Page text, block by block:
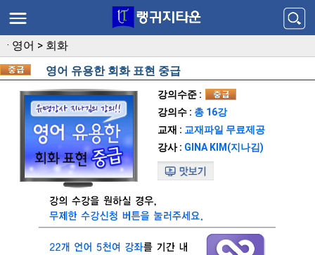
· 영어 > 회화
영어 유용한 회화 표현 중급
강의수준 :
강의수 : 총 16강
교재 : 교재파일 무료제공
강사 : GINA KIM(지나김)